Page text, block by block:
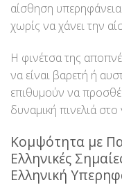
αίσθηση
χωρίς να χάνει την
Η φινέτσα της
να είναι βαρετή ή
επιθυμούν να
δυναμική πινελιά
Κομψότητα με
Ελληνικές
Ελληνική